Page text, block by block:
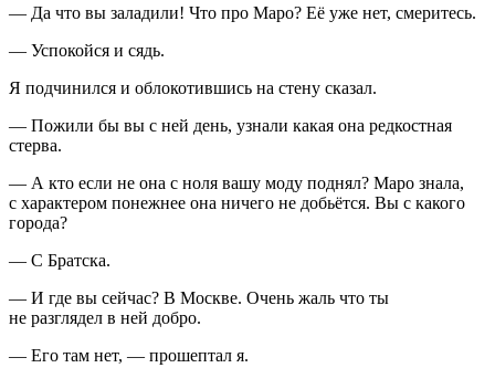
— Да что вы заладили! Что про Маро? Её уже нет, смеритесь.
— Успокойся и сядь.
Я подчинился и облокотившись на стену сказал.
— Пожили бы вы с ней день, узнали какая она редкостная
стерва.
— А кто если не она с ноля вашу моду поднял? Маро знала,
с характером понежнее она ничего не добьётся. Вы с какого
города?
— С Братска.
— И где вы сейчас? В Москве. Очень жаль что ты
не разглядел в ней добро.
— Его там нет, — прошептал я.